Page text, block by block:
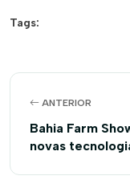
Tags:
ANTERIOR
Bahia Farm
novas